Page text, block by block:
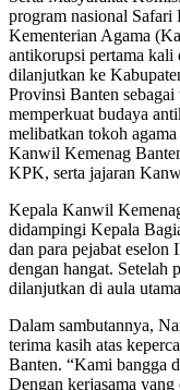
program nasional
Kementerian Agama
antikorupsi pertama kali
dilanjutkan ke
Provinsi Banten
memperkuat budaya
melibatkan tokoh
Kanwil Kemenag
KPK, serta jajaran
Kepala Kanwil
didampingi Kepala
dan para pejabat
dengan hangat. Setelah
dilanjutkan di aula
Dalam sambutannya,
terima kasih atas
Banten. “Kami bangga
Dengan kerjasama